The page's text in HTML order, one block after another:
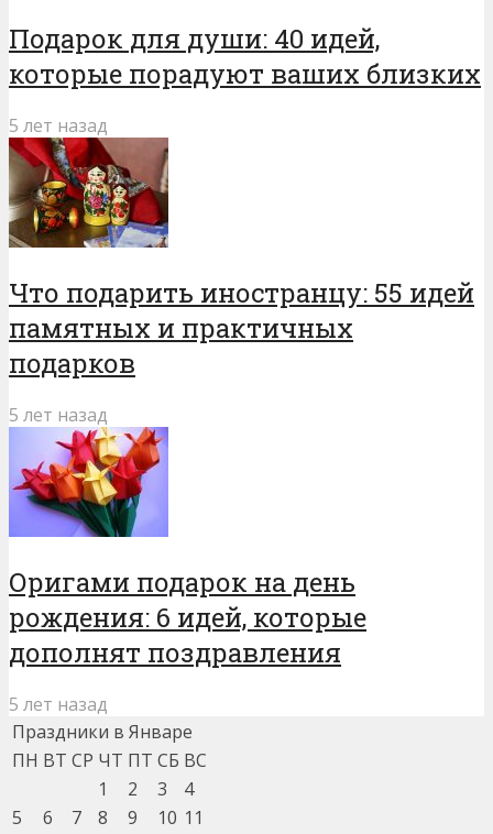
Подарок для души: 40 идей,
которые порадуют ваших близких
5 лет назад
Что подарить иностранцу: 55 идей
памятных и практичных
подарков
5 лет назад
Оригами подарок на день
рождения: 6 идей, которые
дополнят поздравления
5 лет назад
Праздники в Январе
ПН ВТ СР ЧТ ПТ СБ ВС
1
2 3
4
5
6 7 8 9 10 11